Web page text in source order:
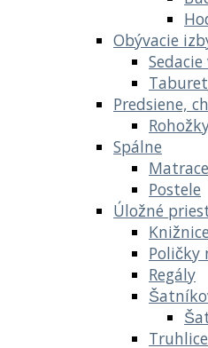
Obývacie
Predsiene,
Spálne
Matrace
Postele
Úložné
Poličky
Regály
Truhlice